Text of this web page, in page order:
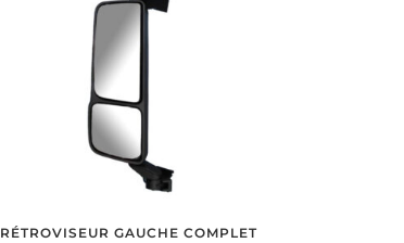
RÉTROVISEUR GAUCHE COMPLET